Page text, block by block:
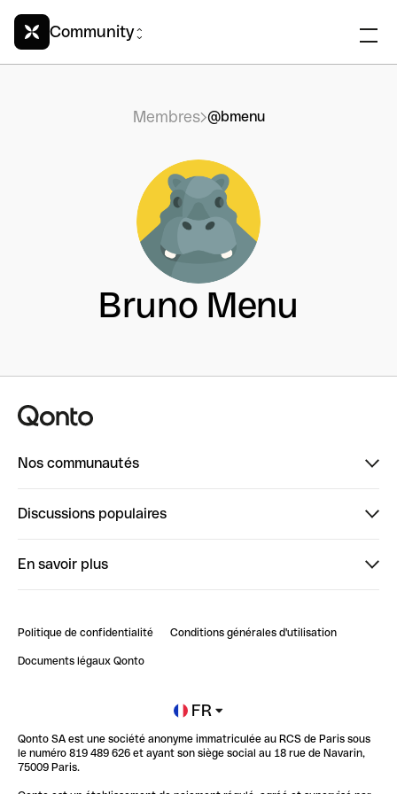
Community
Membres @bmenu
Bruno Menu
Nos communautés
ClubQonto
Discussions populaires
Impact de l'IA sur les carrières/productivité
En savoir plus
Blog
Newsroom
Glossaire finance
Politique de confidentialité Conditions générales d'utilisation
Documents légaux Qonto
FR
Qonto SA est une société anonyme immatriculée au RCS de Paris sous
le numéro 819 489 626 et ayant son siège social au 18 rue de Navarin,
75009 Paris.